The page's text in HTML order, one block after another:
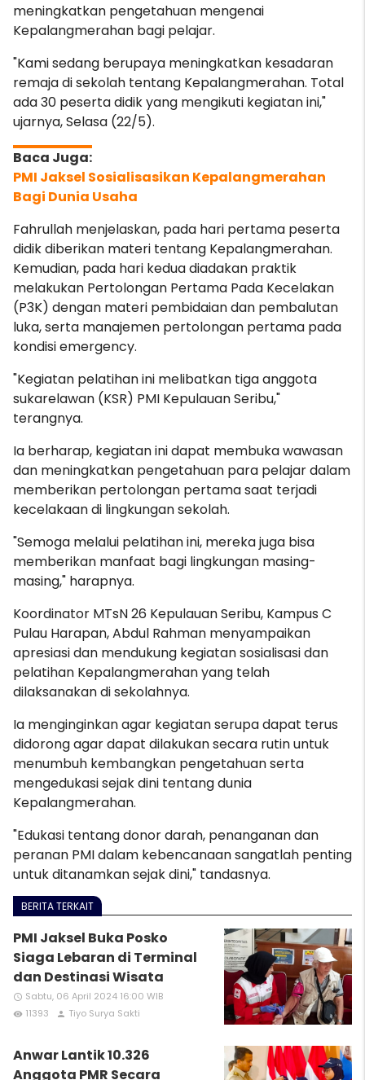
meningkatkan pengetahuan mengenai
Kepalangmerahan bagi pelajar.
"Kami sedang berupaya meningkatkan kesadaran
remaja di sekolah tentang Kepalangmerahan. Total
ada 30 peserta didik yang mengikuti kegiatan ini,"
ujarnya, Selasa (22/5).
PMI Jaksel Sosialisasikan Kepalangmerahan
Bagi Dunia Usaha
Fahrullah menjelaskan, pada hari pertama peserta
didik diberikan materi tentang Kepalangmerahan.
Kemudian, pada hari kedua diadakan praktik
melakukan Pertolongan Pertama Pada Kecelakan
(P3K) dengan materi pembidaian dan pembalutan
luka, serta manajemen pertolongan pertama pada
kondisi emergency.
"Kegiatan pelatihan ini melibatkan tiga anggota
sukarelawan (KSR) PMI Kepulauan Seribu,"
terangnya.
Ia berharap, kegiatan ini dapat membuka wawasan
dan meningkatkan pengetahuan para pelajar dalam
memberikan pertolongan pertama saat terjadi
kecelakaan di lingkungan sekolah.
"Semoga melalui pelatihan ini, mereka juga bisa
memberikan manfaat bagi lingkungan masing-
masing," harapnya.
Koordinator MTsN 26 Kepulauan Seribu, Kampus C
Pulau Harapan, Abdul Rahman menyampaikan
apresiasi dan mendukung kegiatan sosialisasi dan
pelatihan Kepalangmerahan yang telah
dilaksanakan di sekolahnya.
Ia menginginkan agar kegiatan serupa dapat terus
didorong agar dapat dilakukan secara rutin untuk
menumbuh kembangkan pengetahuan serta
mengedukasi sejak dini tentang dunia
Kepalangmerahan.
"Edukasi tentang donor darah, penanganan dan
peranan PMI dalam kebencanaan sangatlah penting
untuk ditanamkan sejak dini," tandasnya.
BERITA TERKAIT
PMI Jaksel Buka Posko
Siaga Lebaran di Terminal
dan Destinasi Wisata
access_time Sabtu, 06 April 2024 16:00 WIB
remove_red_eye 11393 person Tiyo Surya Sakti
Anwar Lantik 10.326
Anggota PMR Secara